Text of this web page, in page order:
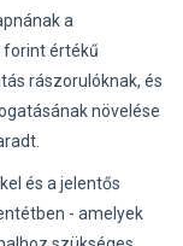
a
forint értékű
rászorulóknak, és
növelése
és a jelentős
- amelyek